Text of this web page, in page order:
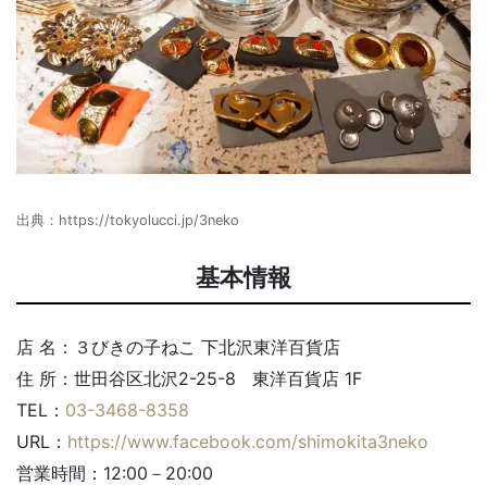
出典： https://tokyolucci.jp/3neko
基本情報
店 名：３びきの子ねこ 下北沢東洋百貨店
住 所：世田谷区北沢2-25-8 東洋百貨店 1F
TEL： 03-3468-8358
URL： https://www.facebook.com/shimokita3neko
営業時間：12:00－20:00